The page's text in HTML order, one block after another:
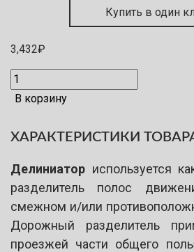
Купить в один
3,432₽
В корзину
ХАРАКТЕРИСТИКИ
Делиниатор используется
разделитель полос
смежном и/или
Дорожный разделитель
проезжей части общего